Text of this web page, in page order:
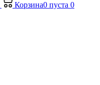
Корзина0 пуста 0